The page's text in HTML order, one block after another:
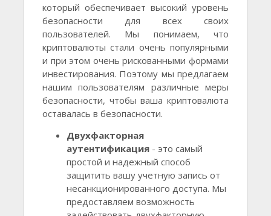
который обеспечивает высокий уровень
безопасности для всех своих
пользователей. Мы понимаем, что
криптовалюты стали очень популярными
и при этом очень рискованными формами
инвестирования. Поэтому мы предлагаем
нашим пользователям различные меры
безопасности, чтобы ваша криптовалюта
оставалась в безопасности.
Двухфакторная
аутентификация - это самый
простой и надежный способ
защитить вашу учетную запись от
несанкционированного доступа. Мы
предоставляем возможность